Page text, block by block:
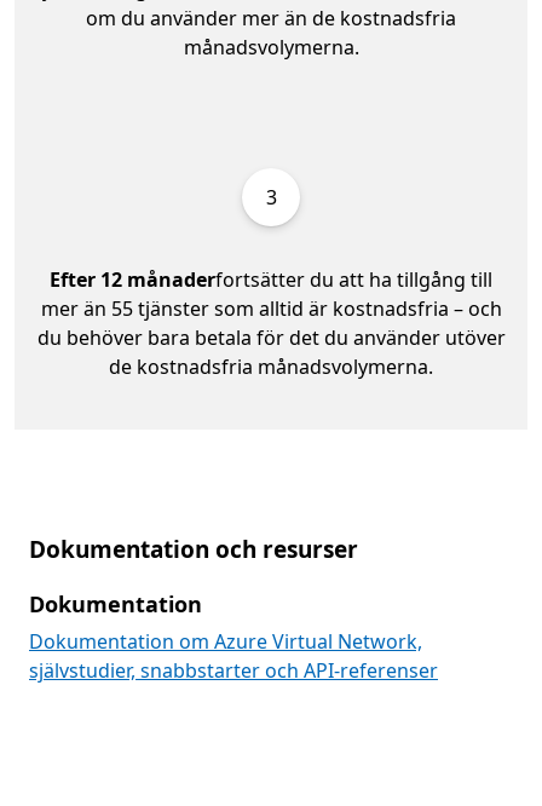
om du använder mer än de kostnadsfria
månadsvolymerna.
3
Efter 12 månaderfortsätter du att ha tillgång till
mer än 55 tjänster som alltid är kostnadsfria – och
du behöver bara betala för det du använder utöver
de kostnadsfria månadsvolymerna.
Dokumentation och resurser
Dokumentation
Dokumentation om Azure Virtual Network,
självstudier, snabbstarter och API-referenser